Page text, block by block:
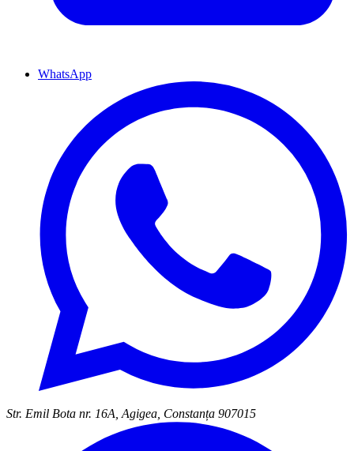
WhatsApp
Str. Emil Bota nr. 16A, Agigea, Constanța 907015